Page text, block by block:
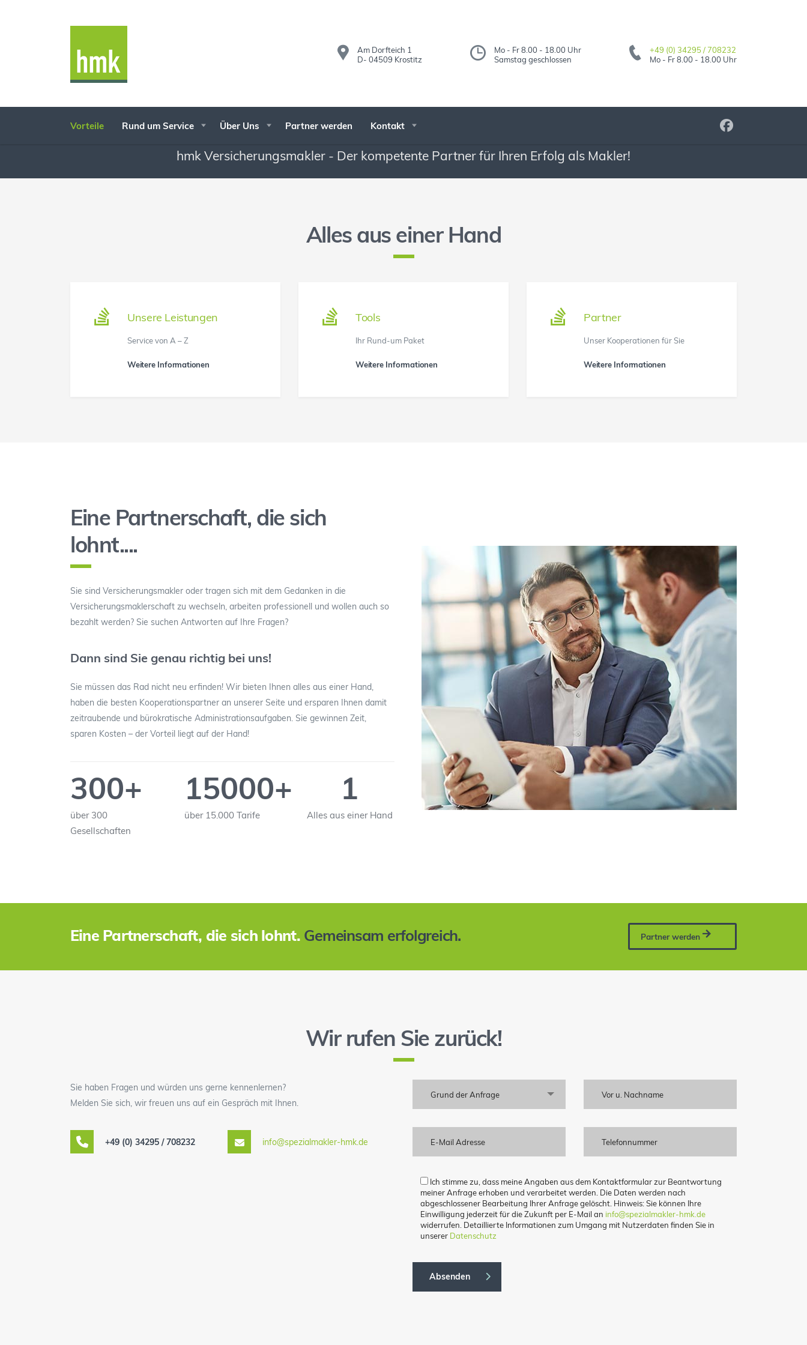
Am Dorfteich 1
D- 04509 Krostitz
Mo - Fr 8.00 - 18.00 Uhr
Samstag geschlossen
+49 (0) 34295 / 708232
Mo - Fr 8.00 - 18.00 Uhr
Vorteile Rund um Service Über Uns Partner werden Kontakt
hmk Versicherungsmakler - Der kompetente Partner für Ihren Erfolg als Makler!
Alles aus einer Hand
Unsere Leistungen
Service von A – Z
Weitere Informationen
Tools
Ihr Rund-um Paket
Weitere Informationen
Partner
Unser Kooperationen für Sie
Weitere Informationen
Eine Partnerschaft, die sich
lohnt....
Sie sind Versicherungsmakler oder tragen sich mit dem Gedanken in die
Versicherungsmaklerschaft zu wechseln, arbeiten professionell und wollen auch so
bezahlt werden? Sie suchen Antworten auf Ihre Fragen?
Dann sind Sie genau richtig bei uns!
Sie müssen das Rad nicht neu erfinden! Wir bieten Ihnen alles aus einer Hand,
haben die besten Kooperationspartner an unserer Seite und ersparen Ihnen damit
zeitraubende und bürokratische Administrationsaufgaben. Sie gewinnen Zeit,
sparen Kosten – der Vorteil liegt auf der Hand!
300+
über 300
Gesellschaften
15000+
über 15.000 Tarife
1
Alles aus einer Hand
Eine Partnerschaft, die sich lohnt. Gemeinsam erfolgreich. Partner werden
Wir rufen Sie zurück!
Sie haben Fragen und würden uns gerne kennenlernen?
Melden Sie sich, wir freuen uns auf ein Gespräch mit Ihnen.
+49 (0) 34295 / 708232 info@spezialmakler-hmk.de
Grund der Anfrage
Ich stimme zu, dass meine Angaben aus dem Kontaktformular zur Beantwortung
meiner Anfrage erhoben und verarbeitet werden. Die Daten werden nach
abgeschlossener Bearbeitung Ihrer Anfrage gelöscht. Hinweis: Sie können Ihre
Einwilligung jederzeit für die Zukunft per E-Mail an info@spezialmakler-hmk.de
widerrufen. Detaillierte Informationen zum Umgang mit Nutzerdaten finden Sie in
unserer Datenschutz
Absenden